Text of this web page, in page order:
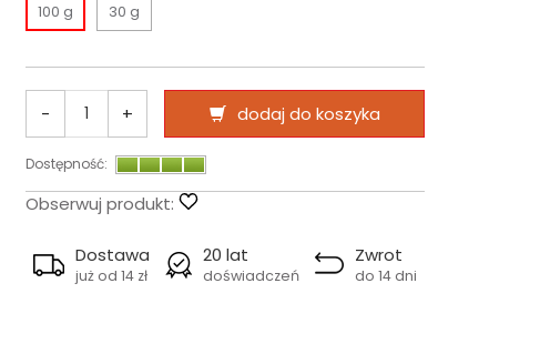
100 g 30 g
- + dodaj do koszyka
Dostępność:
Obserwuj produkt:
Dostawa
już od 14 zł
20 lat
doświadczeń
Zwrot
do 14 dni